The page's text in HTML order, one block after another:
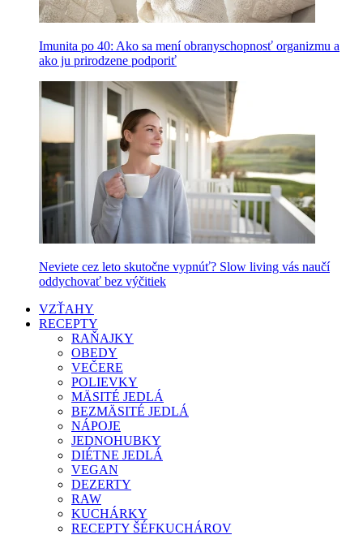
Imunita po 40: Ako sa mení obranyschopnosť organizmu a
ako ju prirodzene podporiť
Neviete cez leto skutočne vypnúť? Slow living vás naučí
oddychovať bez výčitiek
VZŤAHY
RECEPTY
RAŇAJKY
OBEDY
VEČERE
POLIEVKY
MÄSITÉ JEDLÁ
BEZMÄSITÉ JEDLÁ
NÁPOJE
JEDNOHUBKY
DIÉTNE JEDLÁ
VEGAN
DEZERTY
RAW
KUCHÁRKY
RECEPTY ŠÉFKUCHÁROV